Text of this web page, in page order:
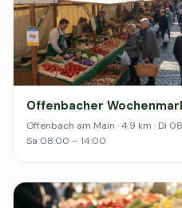
Offenbacher
Offenbach am Main · 4.9 km · Di
Sa 08:00 – 14:00